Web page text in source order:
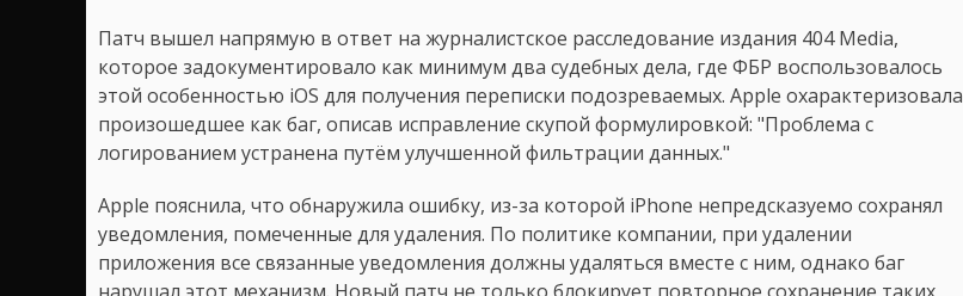
Патч вышел напрямую в ответ на журналистское расследование издания 404 Media,
которое задокументировало как минимум два судебных дела, где ФБР воспользовалось
этой особенностью iOS для получения переписки подозреваемых. Apple охарактеризовала
произошедшее как баг, описав исправление скупой формулировкой: "Проблема с
логированием устранена путём улучшенной фильтрации данных."
Apple пояснила, что обнаружила ошибку, из-за которой iPhone непредсказуемо сохранял
уведомления, помеченные для удаления. По политике компании, при удалении
приложения все связанные уведомления должны удаляться вместе с ним, однако баг